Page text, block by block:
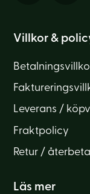
Villkor &
Leverans /
Fraktpolicy
Retur /
Läs mer